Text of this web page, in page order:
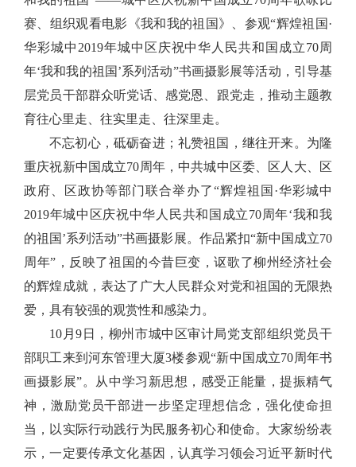
赛、组织观看电影《我和我的祖国》、参观“辉煌祖国·
华彩城中2019年城中区庆祝中华人民共和国成立70周
年‘我和我的祖国’系列活动”书画摄影展等活动， 引导基
层党员干部群众听党话、感党恩、跟党走，推动主题教
育往心里走、往实里走、往深里走。
不忘初心，砥砺奋进；礼赞祖国，继往开来。为隆
重庆祝新中国成立70周年，中共城中区委、区人大、区
政府、区政协等部门联合举办了“辉煌祖国 ·华彩城中
2019年城中区庆祝中华人民共和国成立70周年‘我和我
的祖国’系列活动”书画摄影展。作品紧扣“新中国成立70
周年”，反映了祖国的今昔巨变，讴歌了柳州经济社会
的辉煌成就，表达了广大人民群众对党和祖国的无限热
爱，具有较强的观赏性和感染力。
10月9日，柳州市城中区审计局党支部组织党员干
部职工来到河东管理大厦3楼参观“新中国成立70周年书
画摄影展”。从中学习新思想，感受正能量，提振精气
神，激励党员干部进一步坚定理想信念，强化使命担
当，以实际行动践行为民服务初心和使命。大家纷纷表
示，一定要传承文化基因，认真学习领会习近平新时代